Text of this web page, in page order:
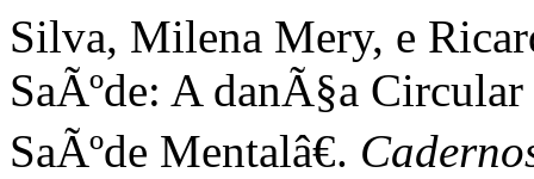
Silva, Milena Mery, e
SaÃºde: A danÃ§a
SaÃºde Mentalâ€.